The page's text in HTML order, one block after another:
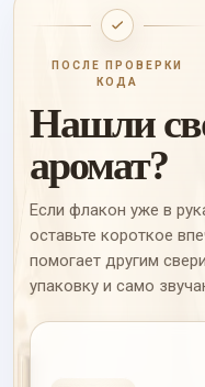
ПОСЛЕ ПРОВЕРКИ
КОДА
Нашли
аромат?
Если флакон уже в
оставьте короткое
помогает другим
упаковку и само